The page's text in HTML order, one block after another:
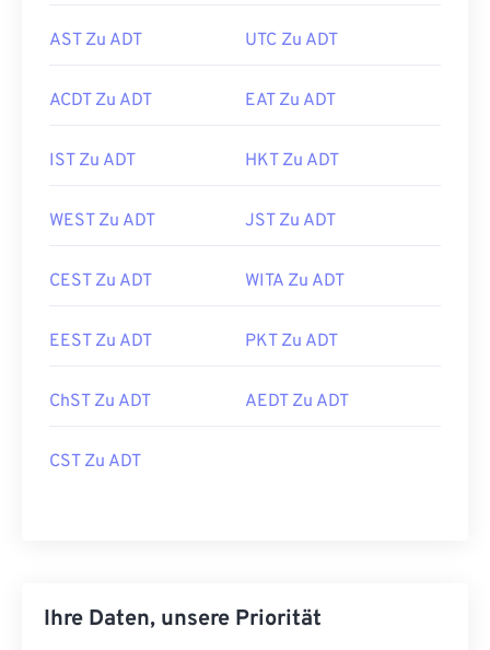
AST Zu ADT UTC Zu ADT
ACDT Zu ADT EAT Zu ADT
IST Zu ADT HKT Zu ADT
WEST Zu ADT JST Zu ADT
CEST Zu ADT WITA Zu ADT
EEST Zu ADT PKT Zu ADT
ChST Zu ADT AEDT Zu ADT
CST Zu ADT
Ihre Daten, unsere Priorität